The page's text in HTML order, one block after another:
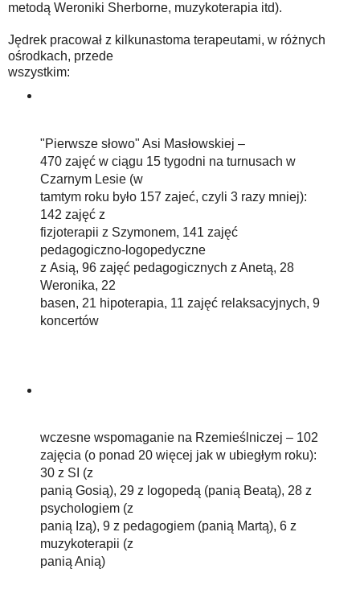
metodą Weroniki Sherborne, muzykoterapia itd).
Jędrek pracował z kilkunastoma terapeutami, w różnych
ośrodkach, przede
wszystkim:
"Pierwsze słowo" Asi Masłowskiej –
470 zajęć w ciągu 15 tygodni na turnusach w
Czarnym Lesie (w
tamtym roku było 157 zajeć, czyli 3 razy mniej):
142 zajęć z
fizjoterapii z Szymonem, 141 zajęć
pedagogiczno-logopedyczne
z Asią, 96 zajęć pedagogicznych z Anetą, 28
Weronika, 22
basen, 21 hipoterapia, 11 zajęć relaksacyjnych, 9
koncertów
wczesne wspomaganie na Rzemieślniczej – 102
zajęcia (o ponad 20 więcej jak w ubiegłym roku):
30 z SI (z
panią Gosią), 29 z logopedą (panią Beatą), 28 z
psychologiem (z
panią Izą), 9 z pedagogiem (panią Martą), 6 z
muzykoterapii (z
panią Anią)